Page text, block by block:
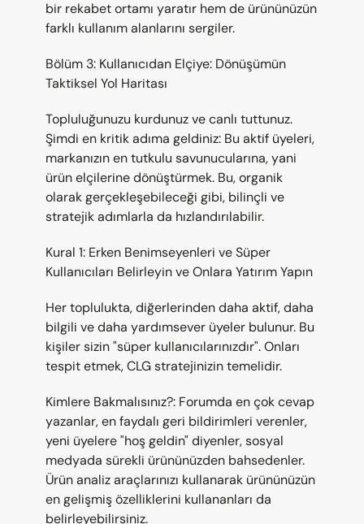
bir rekabet ortamı yaratır hem de ürününüzün
farklı kullanım alanlarını sergiler.
Bölüm 3: Kullanıcıdan Elçiye: Dönüşümün
Taktiksel Yol Haritası
Topluluğunuzu kurdunuz ve canlı tuttunuz.
Şimdi en kritik adıma geldiniz: Bu aktif üyeleri,
markanızın en tutkulu savunucularına, yani
ürün elçilerine dönüştürmek. Bu, organik
olarak gerçekleşebileceği gibi, bilinçli ve
stratejik adımlarla da hızlandırılabilir.
Kural 1: Erken Benimseyenleri ve Süper
Kullanıcıları Belirleyin ve Onlara Yatırım Yapın
Her toplulukta, diğerlerinden daha aktif, daha
bilgili ve daha yardımsever üyeler bulunur. Bu
kişiler sizin "süper kullanıcılarınızdır". Onları
tespit etmek, CLG stratejinizin temelidir.
Kimlere Bakmalısınız?: Forumda en çok cevap
yazanlar, en faydalı geri bildirimleri verenler,
yeni üyelere "hoş geldin" diyenler, sosyal
medyada sürekli ürününüzden bahsedenler.
Ürün analiz araçlarınızı kullanarak ürününüzün
en gelişmiş özelliklerini kullananları da
belirleyebilirsiniz.